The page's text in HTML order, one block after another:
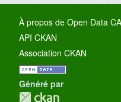
À propos de Open Data
API CKAN
Association CKAN
Généré par